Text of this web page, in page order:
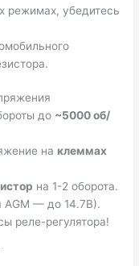
режимах, убедитесь
до ~5000 об/
на клеммах
на 1-2 оборота.
AGM — до 14.7В).
реле-регулятора!